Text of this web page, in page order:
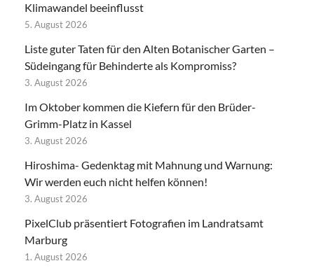
Klimawandel beeinflusst
5. August 2026
Liste guter Taten für den Alten Botanischer Garten –
Südeingang für Behinderte als Kompromiss?
3. August 2026
Im Oktober kommen die Kiefern für den Brüder-
Grimm-Platz in Kassel
3. August 2026
Hiroshima- Gedenktag mit Mahnung und Warnung:
Wir werden euch nicht helfen können!
3. August 2026
PixelClub präsentiert Fotografien im Landratsamt
Marburg
1. August 2026